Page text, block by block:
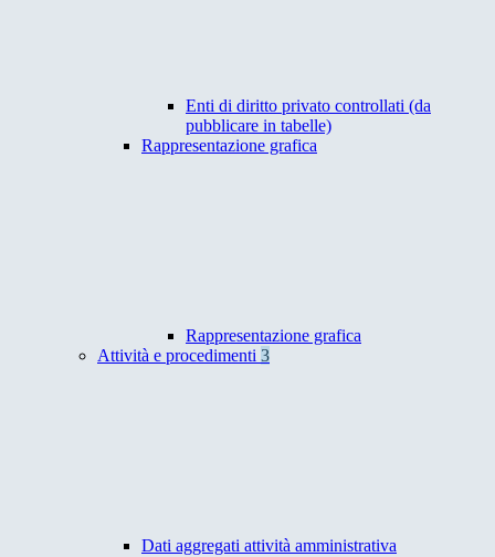
Enti di diritto privato controllati (da
pubblicare in tabelle)
Rappresentazione grafica
Rappresentazione grafica
Attività e procedimenti 3
Dati aggregati attività amministrativa